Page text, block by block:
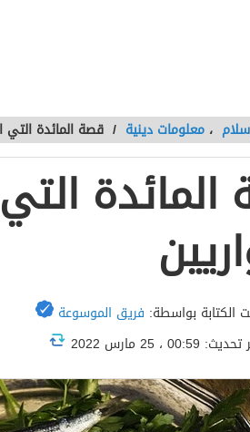
، معلومات دينية / قصة المائدة التي
الكتابة بواسطة: فريق الموسوعة
00:59 ، 25 مارس 2022